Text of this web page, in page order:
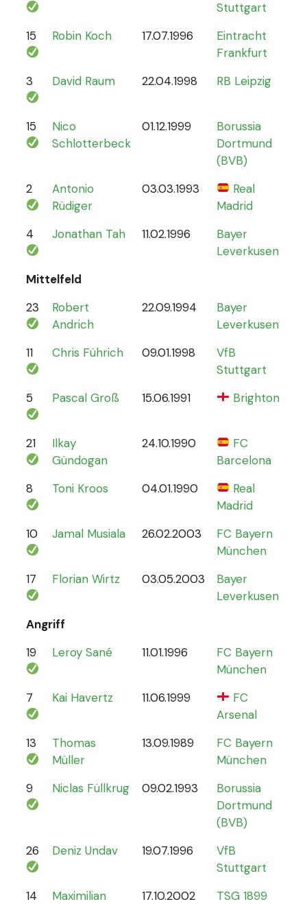
Stuttgart
15
Robin Koch 17.07.1996
Eintracht
Frankfurt
3 David Raum 22.04.1998 RB Leipzig
15
Nico
Schlotterbeck
01.12.1999
Borussia
Dortmund
(BVB)
2
Antonio
Rüdiger
03.03.1993
Real
Madrid
4 Jonathan Tah 11.02.1996
Bayer
Leverkusen
Mittelfeld
23
Robert
Andrich
22.09.1994
Bayer
Leverkusen
11 Chris Führich 09.01.1998
VfB
Stuttgart
5 Pascal Groß 15.06.1991 Brighton
21
Ilkay
Gündogan
24.10.1990
FC
Barcelona
8 Toni Kroos 04.01.1990
Real
Madrid
10 Jamal Musiala 26.02.2003
FC Bayern
München
17 Florian Wirtz 03.05.2003
Bayer
Leverkusen
Angriff
19
Leroy Sané 11.01.1996
FC Bayern
München
7 Kai Havertz 11.06.1999
FC
Arsenal
13
Thomas
Müller
13.09.1989
FC Bayern
München
9 Niclas Füllkrug 09.02.1993
Borussia
Dortmund
(BVB)
26 Deniz Undav 19.07.1996
VfB
Stuttgart
14
Maximilian
17.10.2002
TSG 1899